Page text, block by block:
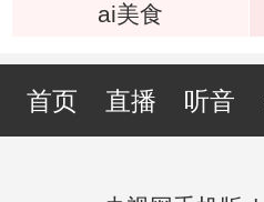
ai美食
首页 直播 听音